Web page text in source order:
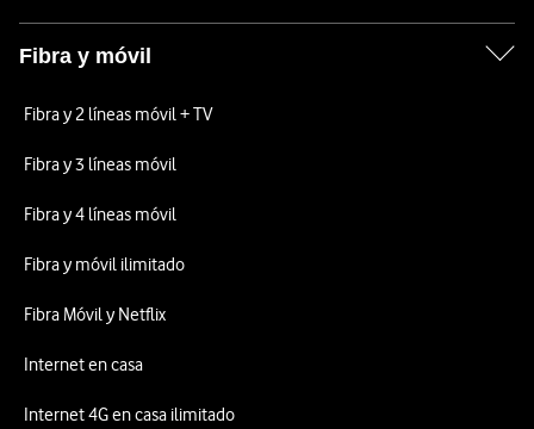
Fibra y móvil
Fibra y 2 líneas móvil + TV
Fibra y 3 líneas móvil
Fibra y 4 líneas móvil
Fibra y móvil ilimitado
Fibra Móvil y Netflix
Internet en casa
Internet 4G en casa ilimitado